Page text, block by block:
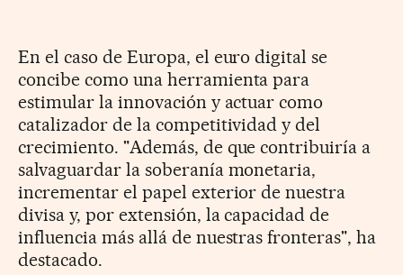
En el caso de Europa, el euro digital se
concibe como una herramienta para
estimular la innovación y actuar como
catalizador de la competitividad y del
crecimiento. "Además, de que contribuiría a
salvaguardar la soberanía monetaria,
incrementar el papel exterior de nuestra
divisa y, por extensión, la capacidad de
influencia más allá de nuestras fronteras", ha
destacado.